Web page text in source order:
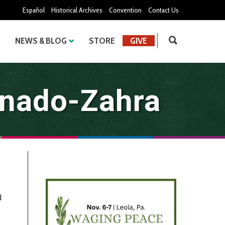
Español Historical Archives Convention Contact Us
NEWS & BLOG STORE GIVE
Zahra